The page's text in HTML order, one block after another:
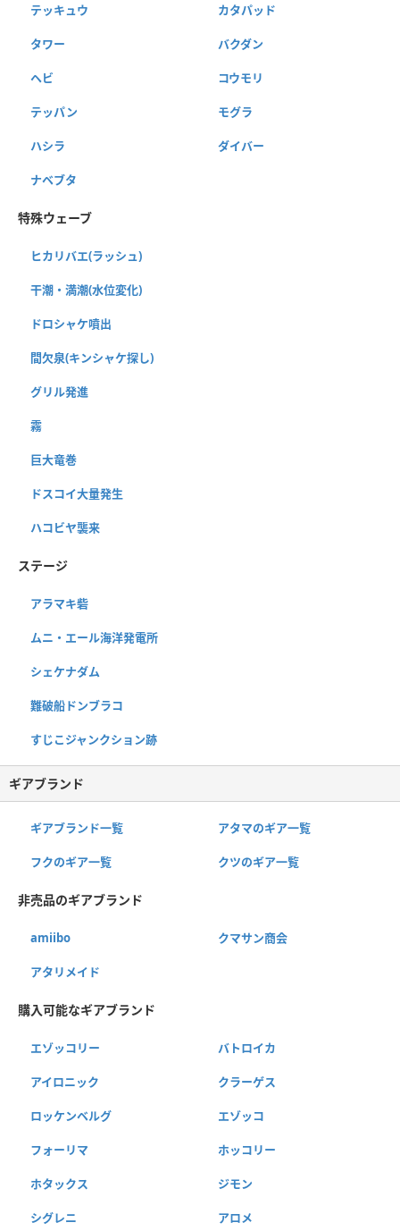
テッキュウ カタパッド
タワー バクダン
ヘビ コウモリ
テッパン モグラ
ハシラ ダイバー
ナベブタ
特殊ウェーブ
ヒカリバエ(ラッシュ)
干潮・満潮(水位変化)
ドロシャケ噴出
間欠泉(キンシャケ探し)
グリル発進
霧
巨大竜巻
ドスコイ大量発生
ハコビヤ襲来
ステージ
アラマキ砦
ムニ・エール海洋発電所
シェケナダム
難破船ドンブラコ
すじこジャンクション跡
ギアブランド
ギアブランド一覧 アタマのギア一覧
フクのギア一覧 クツのギア一覧
非売品のギアブランド
amiibo クマサン商会
アタリメイド
購入可能なギアブランド
エゾッコリー バトロイカ
アイロニック クラーゲス
ロッケンベルグ エゾッコ
フォーリマ ホッコリー
ホタックス ジモン
シグレニ アロメ